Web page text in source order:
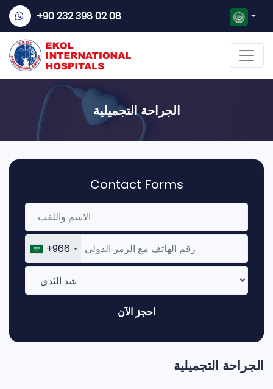
+90 232 398 02 08
الجراحة التجميلية
Contact Forms
+966
احجز الآن
الجراحة التجميلية